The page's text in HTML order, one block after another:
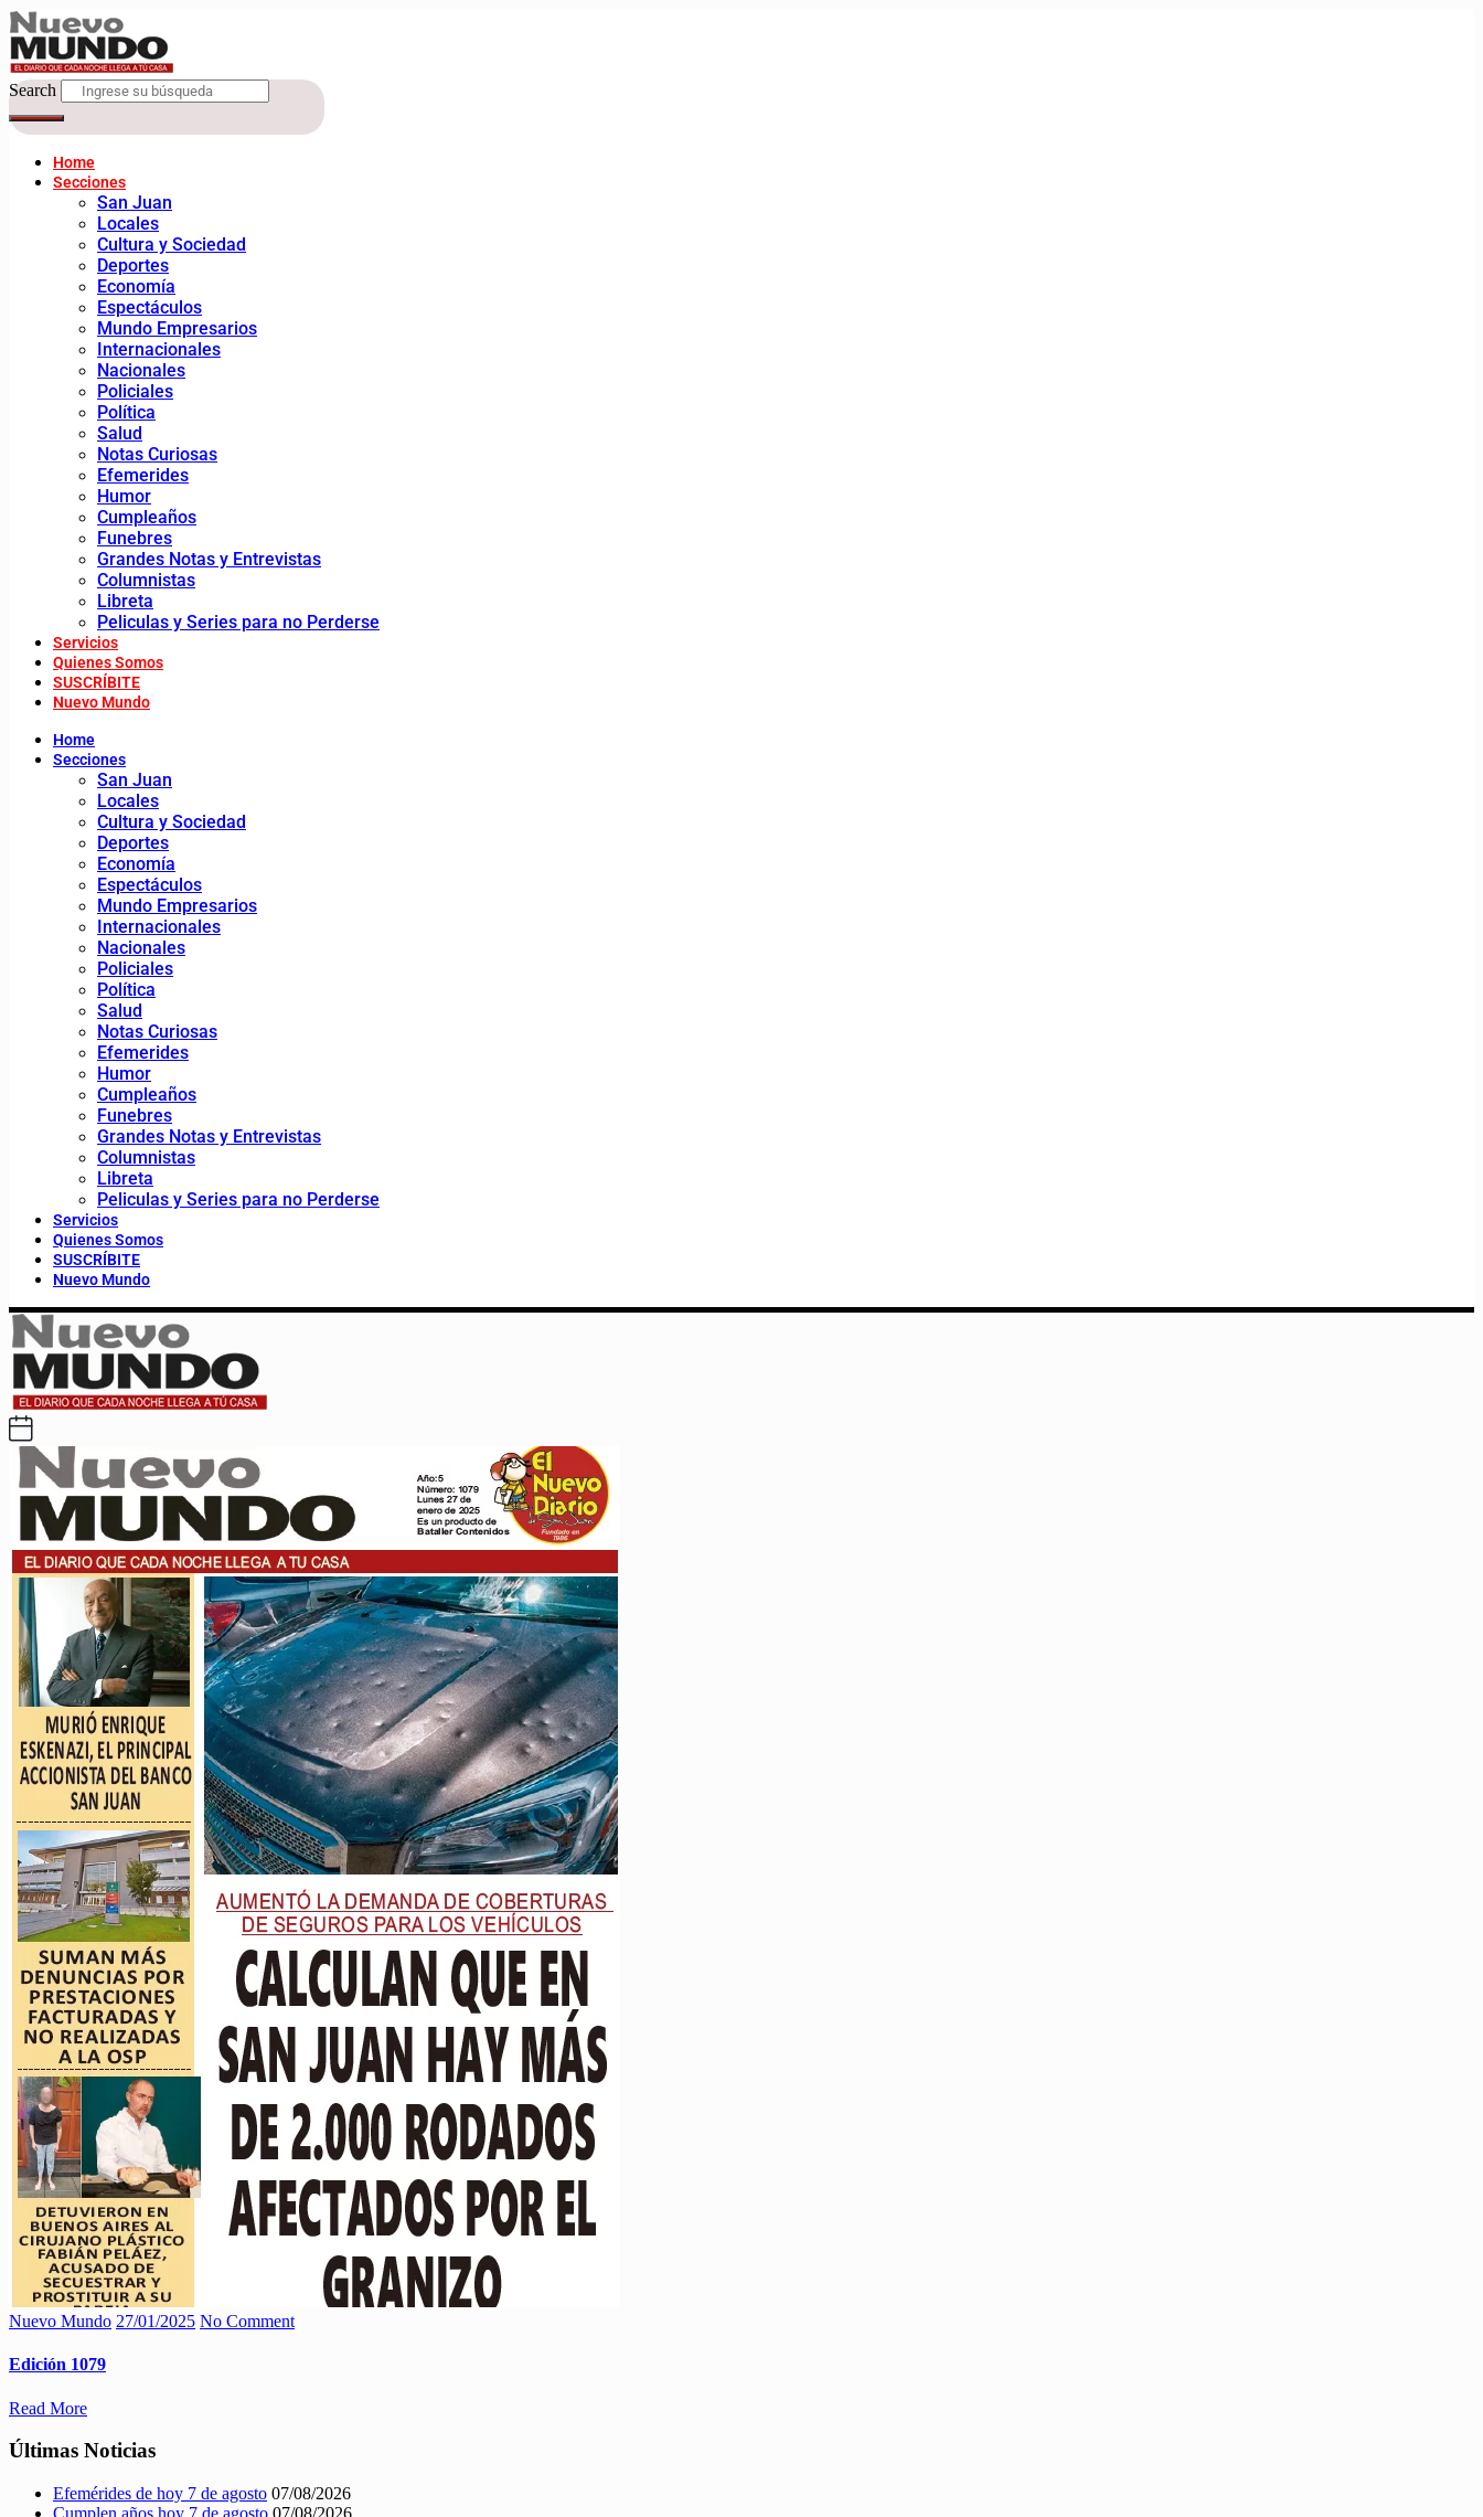
Search
Home
Secciones
San Juan
Locales
Cultura y Sociedad
Deportes
Economía
Espectáculos
Mundo Empresarios
Internacionales
Nacionales
Policiales
Política
Salud
Notas Curiosas
Efemerides
Humor
Cumpleaños
Funebres
Grandes Notas y Entrevistas
Columnistas
Libreta
Peliculas y Series para no Perderse
Servicios
Quienes Somos
SUSCRÍBITE
Nuevo Mundo
Home
Secciones
San Juan
Locales
Cultura y Sociedad
Deportes
Economía
Espectáculos
Mundo Empresarios
Internacionales
Nacionales
Policiales
Política
Salud
Notas Curiosas
Efemerides
Humor
Cumpleaños
Funebres
Grandes Notas y Entrevistas
Columnistas
Libreta
Peliculas y Series para no Perderse
Servicios
Quienes Somos
SUSCRÍBITE
Nuevo Mundo
Nuevo Mundo 27/01/2025 No Comment
Edición 1079
Read More
Últimas Noticias
Efemérides de hoy 7 de agosto 07/08/2026
Cumplen años hoy 7 de agosto 07/08/2026